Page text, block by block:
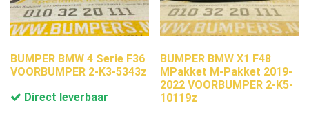
BUMPER BMW 4 Serie F36
VOORBUMPER 2-K3-5343z
Direct leverbaar
BUMPER BMW X1 F48
MPakket M-Pakket 2019-
2022 VOORBUMPER 2-K5-
10119z